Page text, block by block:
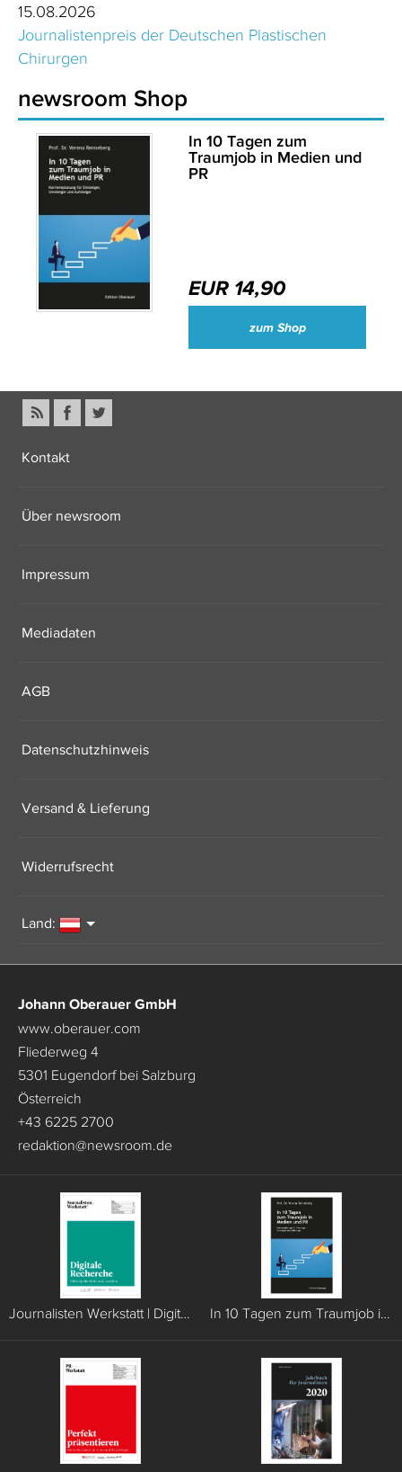
15.08.2026
Journalistenpreis der Deutschen Plastischen
Chirurgen
newsroom Shop
In 10 Tagen zum
Traumjob in Medien und
PR
EUR 14,90
zum Shop
Kontakt
Über newsroom
Impressum
Mediadaten
AGB
Datenschutzhinweis
Versand & Lieferung
Widerrufsrecht
Land:
Johann Oberauer GmbH
www.oberauer.com
Fliederweg 4
5301 Eugendorf bei Salzburg
Österreich
+43 6225 2700
redaktion@newsroom.de
Journalisten Werkstatt | Digitale Recherche In 10 Tagen zum Traumjob in Medien und PR